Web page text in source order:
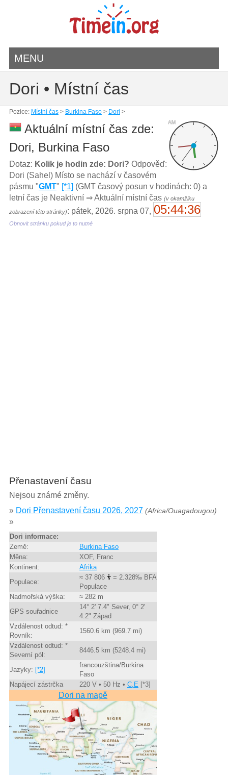
MENU
Dori • Místní čas
Pozice: Místní čas> Burkina Faso> Dori >
AM
Aktuální místní čas zde:
Dori, Burkina Faso
Dotaz: Kolik je hodin zde: Dori? Odpověď:
Dori (Sahel) Místo se nachází v časovém
pásmu "GMT" [*1] (GMT časový posun v hodinách: 0) a
letní čas je Neaktivní ⇒ Aktuální místní čas (v okamžiku
zobrazení této stránky): pátek, 2026. srpna 07, 05:44:36
Obnovit stránku pokud je to nutné
Přenastavení času
Nejsou známé změny.
» Dori Přenastavení času 2026, 2027 (Africa/Ouagadougou)
»
Dori informace:
Země:
Burkina Faso
Měna:
XOF, Franc
Kontinent:
Afrika
Populace:
≈ 37 806
= 2.328‰ BFA
Populace
Nadmořská výška:
≈ 282 m
GPS souřadnice
14° 2' 7.4" Sever, 0° 2'
4.2" Západ
Vzdálenost odtud: *
Rovník:
1560.6 km (969.7 mi)
Vzdálenost odtud: *
Severní pól:
8446.5 km (5248.4 mi)
Jazyky: [*2]
francouzština/Burkina
Faso
Napájecí zástrčka
220 V • 50 Hz • C,E[*3]
Dori na mapě